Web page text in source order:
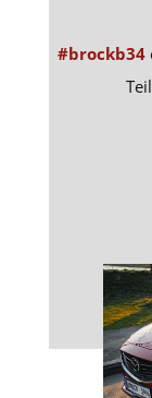
#brockb34